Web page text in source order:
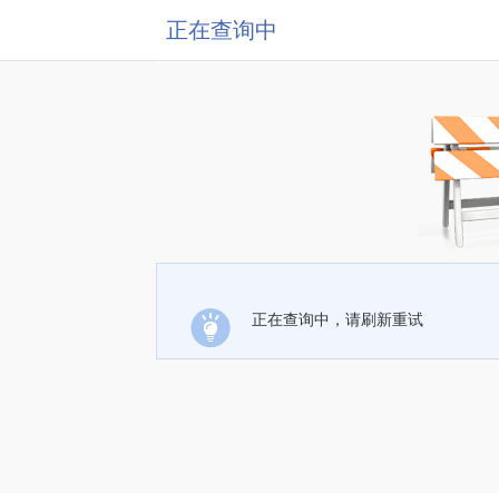
正在查询中
正在查询中，请刷新重试